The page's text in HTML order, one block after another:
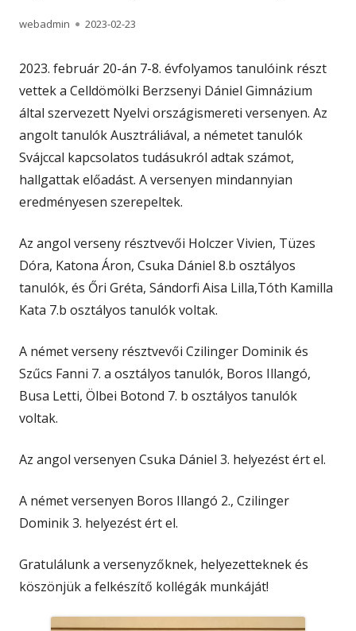
Author
webadmin
Published
2023-02-23
2023. február 20-án 7-8. évfolyamos tanulóink részt
vettek a Celldömölki Berzsenyi Dániel Gimnázium
által szervezett Nyelvi országismereti versenyen. Az
angolt tanulók Ausztráliával, a németet tanulók
Svájccal kapcsolatos tudásukról adtak számot,
hallgattak előadást. A versenyen mindannyian
eredményesen szerepeltek.
Az angol verseny résztvevői Holczer Vivien, Tüzes
Dóra, Katona Áron, Csuka Dániel 8.b osztályos
tanulók, és Őri Gréta, Sándorfi Aisa Lilla,Tóth Kamilla
Kata 7.b osztályos tanulók voltak.
A német verseny résztvevői Czilinger Dominik és
Szűcs Fanni 7. a osztályos tanulók, Boros Illangó,
Busa Letti, Ölbei Botond 7. b osztályos tanulók
voltak.
Az angol versenyen Csuka Dániel 3. helyezést ért el.
A német versenyen Boros Illangó 2., Czilinger
Dominik 3. helyezést ért el.
Gratulálunk a versenyzőknek, helyezetteknek és
köszönjük a felkészítő kollégák munkáját!